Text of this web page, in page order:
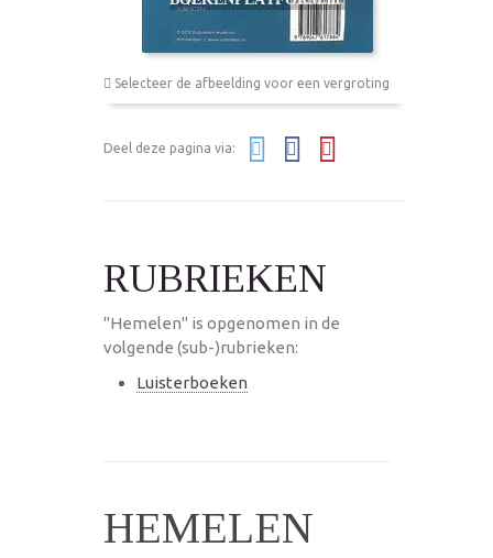
Selecteer de afbeelding voor een vergroting
Deel deze pagina via:
RUBRIEKEN
"Hemelen" is opgenomen in de
volgende (sub-)rubrieken:
Luisterboeken
HEMELEN